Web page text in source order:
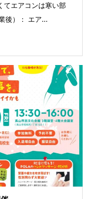
てエアコンは寒い部
後）： エア...